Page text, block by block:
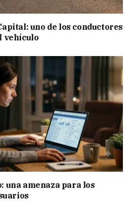
uno de los conductores
vehículo
una amenaza para los